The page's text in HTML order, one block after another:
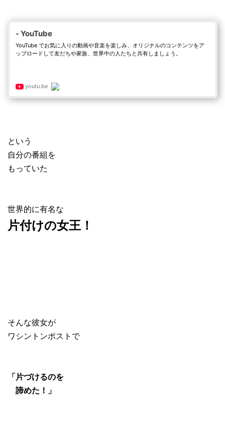
という
自分の番組を
もっていた
世界的に有名な
片付けの女王！
そんな彼女が
ワシントンポストで
「片づけるのを
諦めた！」